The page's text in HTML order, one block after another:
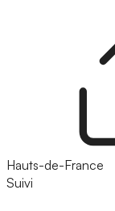
Hauts-de-France
Suivi